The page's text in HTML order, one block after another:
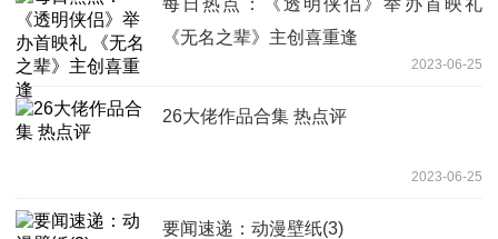
《无名之辈》主创喜重逢
2023-06-25
26大佬作品合集 热点评
2023-06-25
要闻速递：动漫壁纸(3)